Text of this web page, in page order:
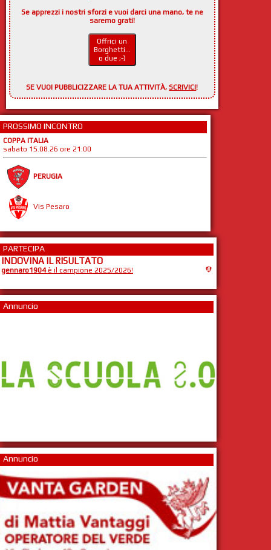
Se apprezzi i nostri sforzi e vuoi darci una mano, te ne
saremo grati!
Offrici un
Borghetti...
o due ;-)
SE VUOI PUBBLICIZZARE LA TUA ATTIVITÀ,SCRIVICI!
PROSSIMO INCONTRO
COPPA ITALIA
sabato 15.08.26 ore 21:00
PERUGIA
Vis Pesaro
PARTECIPA
INDOVINA IL RISULTATO
gennaro1904è il campione 2025/2026!
Annuncio
Annuncio